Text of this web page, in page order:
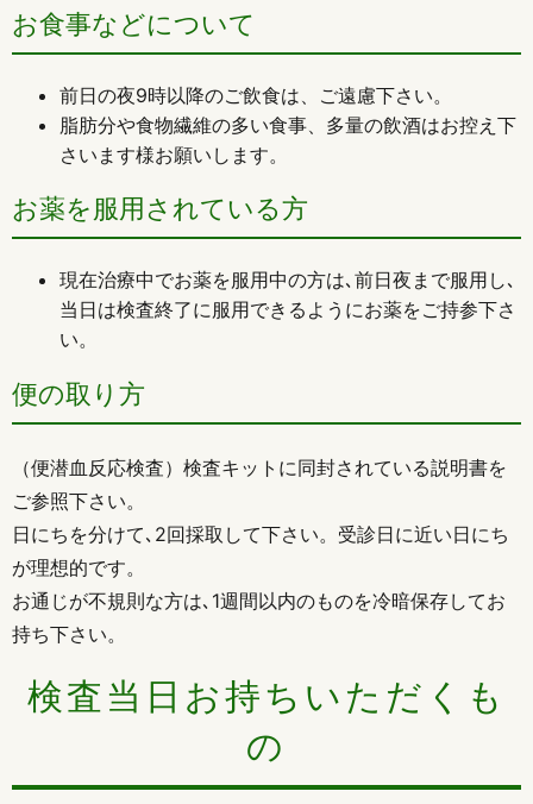
お食事などについて
前日の夜9時以降のご飲食は、ご遠慮下さい。
脂肪分や食物繊維の多い食事、多量の飲酒はお控え下
さいます様お願いします。
お薬を服用されている方
現在治療中でお薬を服用中の方は､前日夜まで服用し､
当日は検査終了に服用できるようにお薬をご持参下さ
い。
便の取り方
（便潜血反応検査）検査キットに同封されている説明書を
ご参照下さい。
日にちを分けて､2回採取して下さい。受診日に近い日にち
が理想的です。
お通じが不規則な方は､1週間以内のものを冷暗保存してお
持ち下さい。
検査当日お持ちいただくも
の